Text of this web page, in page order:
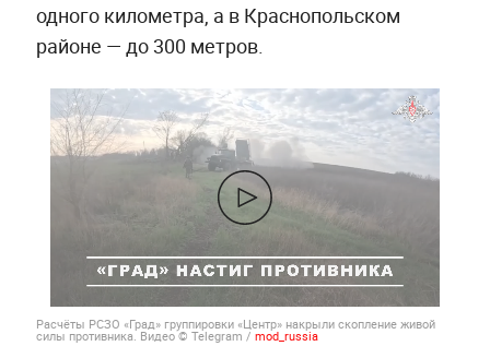
одного километра, а в Краснопольском
районе — до 300 метров.
Расчёты РСЗО «Град» группировки «Центр» накрыли скопление живой
силы противника. Видео © Telegram / mod_russia